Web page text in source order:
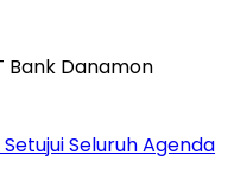
Bank Danamon